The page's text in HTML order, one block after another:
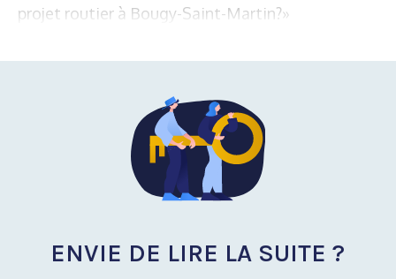
projet routier à Bougy-Saint-Martin?»
ENVIE DE LIRE LA SUITE ?